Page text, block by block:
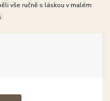
vše ručně s láskou v malém